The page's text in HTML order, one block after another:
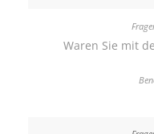
Waren Sie mit